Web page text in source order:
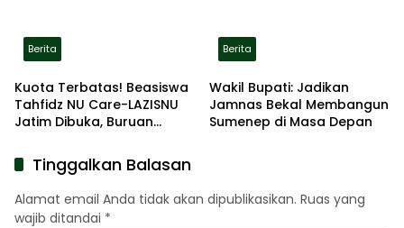
Berita
Kuota Terbatas! Beasiswa
Tahfidz NU Care-LAZISNU
Jatim Dibuka, Buruan
Berita
Wakil Bupati: Jadikan
Jamnas Bekal Membangun
Sumenep di Masa Depan
Tinggalkan Balasan
Alamat email Anda tidak akan dipublikasikan. Ruas yang
wajib ditandai *